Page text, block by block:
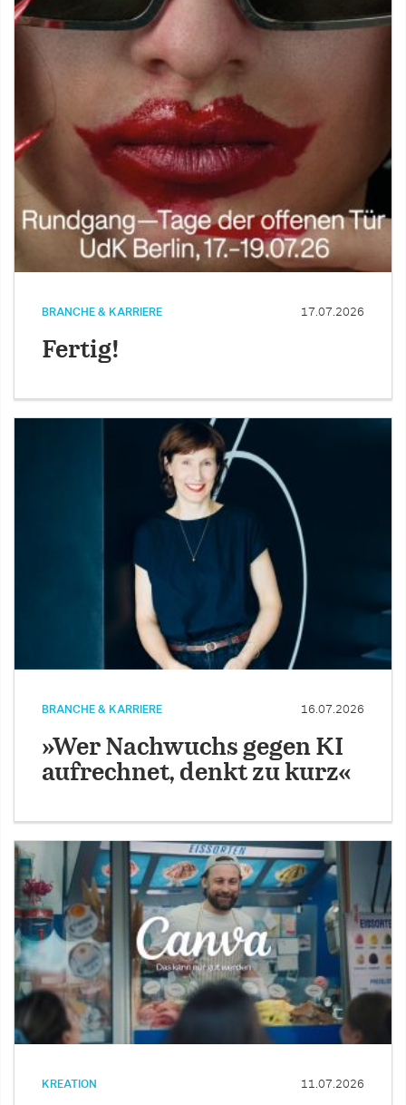
BRANCHE & KARRIERE 17.07.2026
Fertig!
BRANCHE & KARRIERE 16.07.2026
»Wer Nachwuchs gegen KI
aufrechnet, denkt zu kurz«
KREATION 11.07.2026